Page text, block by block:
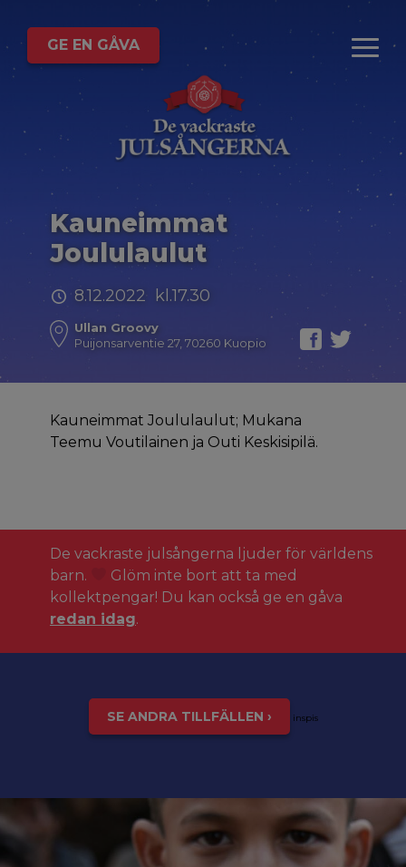
GE EN GÅVA
Kauneimmat
Joululaulut
8.12.2022 kl.17.30
Ullan Groovy
Puijonsarventie 27, 70260 Kuopio
Kauneimmat Joululaulut; Mukana
Teemu Voutilainen ja Outi Keskisipilä.
De vackraste julsångerna ljuder för världens
barn.
Glöm inte bort att ta med
kollektpengar! Du kan också ge en gåva
redan idag.
SE ANDRA TILLFÄLLEN › inspis